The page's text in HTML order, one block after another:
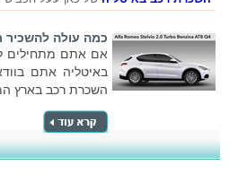
כמה עולה להשכיר
אם אתם מתחילים
באיטליה אתם
השכרת רכב בארץ